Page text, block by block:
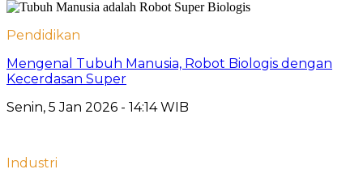
Pendidikan
Mengenal Tubuh Manusia, Robot Biologis dengan
Kecerdasan Super
Senin, 5 Jan 2026 - 14:14 WIB
Industri